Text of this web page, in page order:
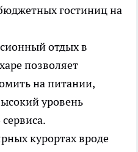
гостиниц на
отдых в
позволяет
на питании,
уровень
курортах вроде